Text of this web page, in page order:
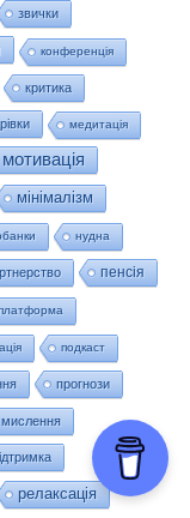
звички
конференція
критика
медитація
мотивація
мінімалізм
нудна
пенсія
подкаст
прогнози
мислення
релаксація